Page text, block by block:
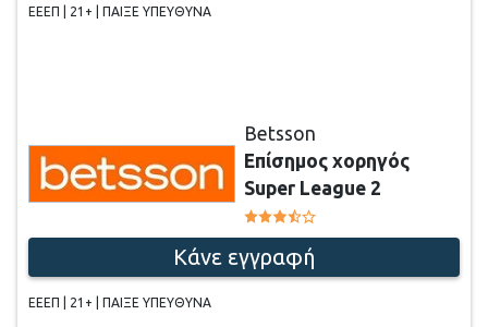
ΕΕΕΠ | 21+ | ΠΑΙΞΕ ΥΠΕΥΘΥΝΑ
Betsson
Επίσημος χορηγός
Super League 2
Κάνε εγγραφή
ΕΕΕΠ | 21+ | ΠΑΙΞΕ ΥΠΕΥΘΥΝΑ